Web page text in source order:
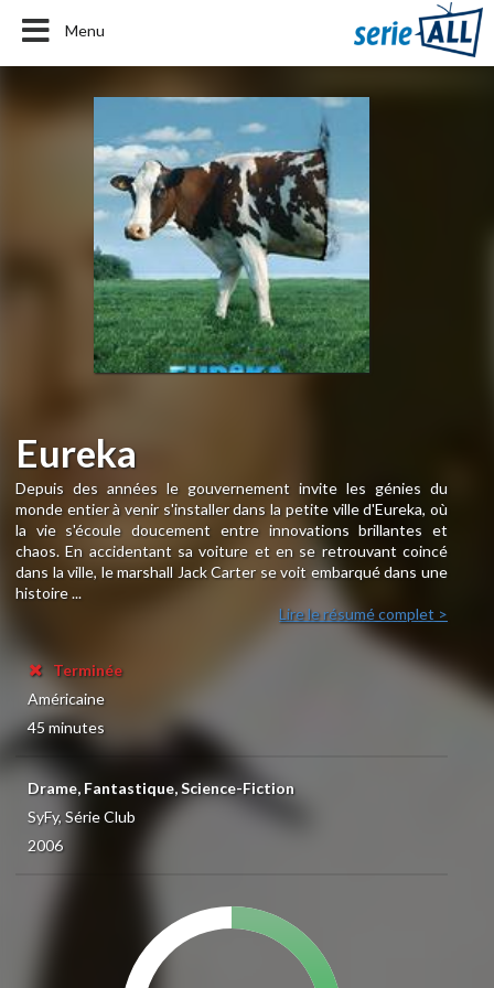
Menu
Eureka
Depuis des années le gouvernement invite les génies du
monde entier à venir s'installer dans la petite ville d'Eureka, où
la vie s'écoule doucement entre innovations brillantes et
chaos. En accidentant sa voiture et en se retrouvant coincé
dans la ville, le marshall Jack Carter se voit embarqué dans une
histoire ...
Lire le résumé complet >
Terminée
Américaine
45 minutes
Drame, Fantastique, Science-Fiction
SyFy, Série Club
2006